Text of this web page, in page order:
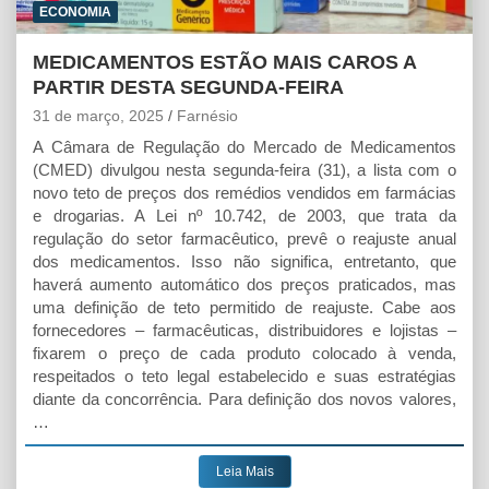
ECONOMIA
MEDICAMENTOS ESTÃO MAIS CAROS A
PARTIR DESTA SEGUNDA-FEIRA
31 de março, 2025 Farnésio
A Câmara de Regulação do Mercado de Medicamentos
(CMED) divulgou nesta segunda-feira (31), a lista com o
novo teto de preços dos remédios vendidos em farmácias
e drogarias. A Lei nº 10.742, de 2003, que trata da
regulação do setor farmacêutico, prevê o reajuste anual
dos medicamentos. Isso não significa, entretanto, que
haverá aumento automático dos preços praticados, mas
uma definição de teto permitido de reajuste. Cabe aos
fornecedores – farmacêuticas, distribuidores e lojistas –
fixarem o preço de cada produto colocado à venda,
respeitados o teto legal estabelecido e suas estratégias
diante da concorrência. Para definição dos novos valores,
…
Leia Mais